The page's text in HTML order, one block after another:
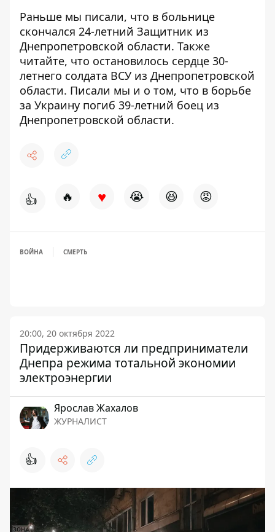
Раньше мы писали, что в больнице
скончался 24-летний Защитник из
Днепропетровской области. Также
читайте, что остановилось сердце 30-
летнего солдата ВСУ из Днепропетровской
области. Писали мы и о том, что в борьбе
за Украину погиб 39-летний боец из
Днепропетровской области.
👍 🔥 ♥ 😭 😆 😡
ВОЙНА СМЕРТЬ
20:00, 20 октября 2022
Придерживаются ли предприниматели
Днепра режима тотальной экономии
электроэнергии
Ярослав Жахалов
ЖУРНАЛИСТ
👍